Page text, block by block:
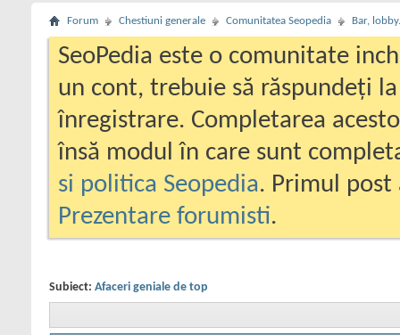
Forum Chestiuni generale Comunitatea Seopedia Bar,
SeoPedia este o comunitate
un cont, trebuie să răspundeți
înregistrare. Completarea
însă modul în care sunt
si politica Seopedia. Primul
Prezentare forumisti.
Subiect: Afaceri geniale de top